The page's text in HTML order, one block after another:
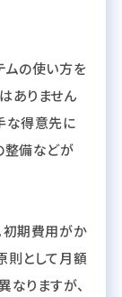
ムの使い方を
ありません
な得意先に
整備などが
初期費用がか
則として月額
なりますが、